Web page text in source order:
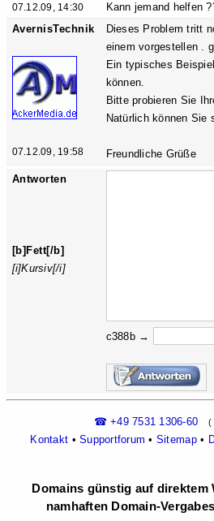
07.12.09, 14:30
Kann jemand helfen
AvernisTechnik
07.12.09, 19:58
Dieses Problem tritt
einem vorgestellen .
Ein typisches
können.
Bitte probieren Sie
Natürlich können Sie
Freundliche Grüße
Antworten
[b]Fett[/b]
[i]Kursiv[/i]
c388b →
☎ +49 7531 1306-60 (
Kontakt •Supportforum • Sitemap•
Domains günstig auf direktem
namhaften Domain-